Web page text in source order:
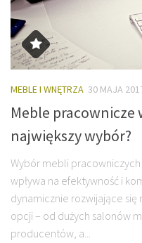
MEBLE I WNĘTRZA 30 MAJA
Meble pracownicze
największy wybór?
Wybór mebli
wpływa na efektywność i
dynamicznie rozwijające
opcji – od dużych salonów
producentów, a...